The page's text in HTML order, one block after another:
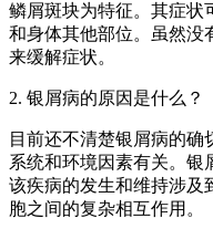
鳞屑斑块为特征。其症状
和身体其他部位。虽然没
来缓解症状。
2. 银屑病的原因是什么？
目前还不清楚银屑病的
系统和环境因素有关。银
该疾病的发生和维持涉及
胞之间的复杂相互作用。